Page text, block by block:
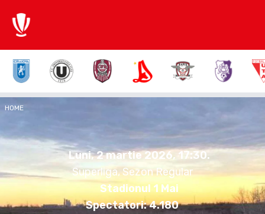
HOME
Luni, 2 martie 2026, 17:30.
Superliga, Sezon Regular
Stadionul 1 Mai
Spectatori:4.180
RAP
17:30